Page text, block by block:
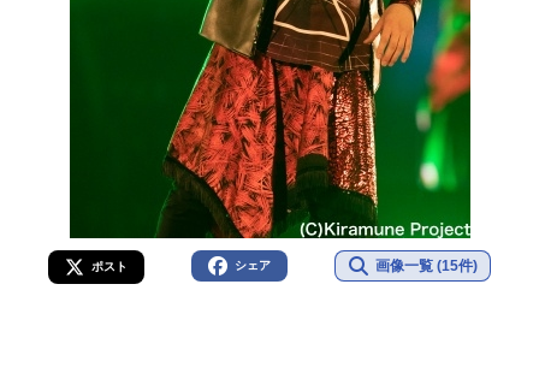
ポスト シェア 画像一覧 (15件)